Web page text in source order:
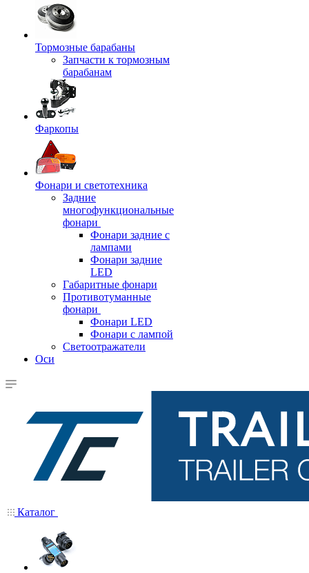
Тормозные барабаны
Запчасти к тормозным
барабанам
Фаркопы
Фонари и светотехника
Задние
многофункциональные
фонари
Фонари задние с
лампами
Фонари задние
LED
Габаритные фонари
Противотуманные
фонари
Фонари LED
Фонари с лампой
Светоотражатели
Оси
Каталог